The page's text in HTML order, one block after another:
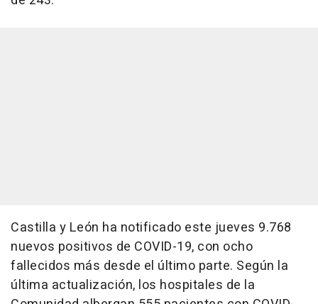
Castilla y León ha notificado este jueves 9.768
nuevos positivos de COVID-19, con ocho
fallecidos más desde el último parte. Según la
última actualización, los hospitales de la